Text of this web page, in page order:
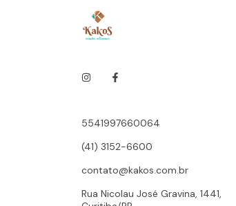
5541997660064
(41) 3152-6600
contato@kakos.com.br
Rua Nicolau José Gravina, 1441,